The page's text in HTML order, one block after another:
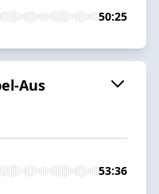
50:25
Aus
53:36